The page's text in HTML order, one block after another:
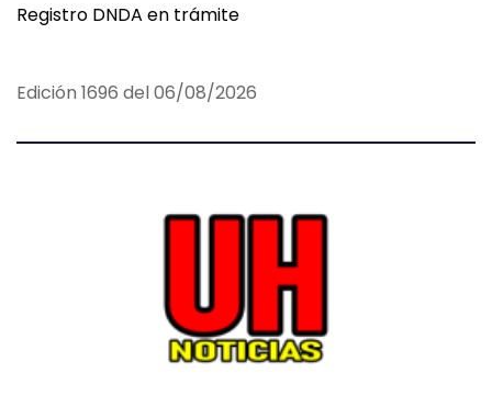
Registro DNDA en trámite
Edición 1696 del 06/08/2026